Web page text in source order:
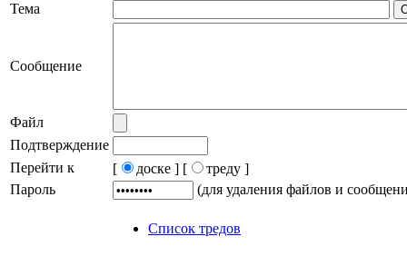
Тема
Сообщение
Файл
Подтверждение
Перейти к
[ доске ] [
треду ]
Пароль
(для удаления файлов и
Список тредов